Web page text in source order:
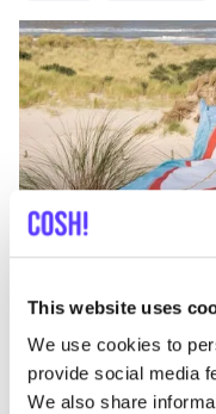
This website uses
We use cookies to
provide social media
We also share